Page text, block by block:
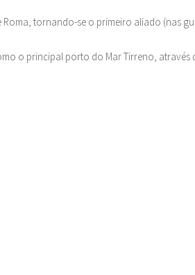
tornando-se o primeiro aliado (nas
o principal porto do Mar Tirreno,